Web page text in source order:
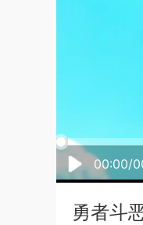
00:00/
勇者斗